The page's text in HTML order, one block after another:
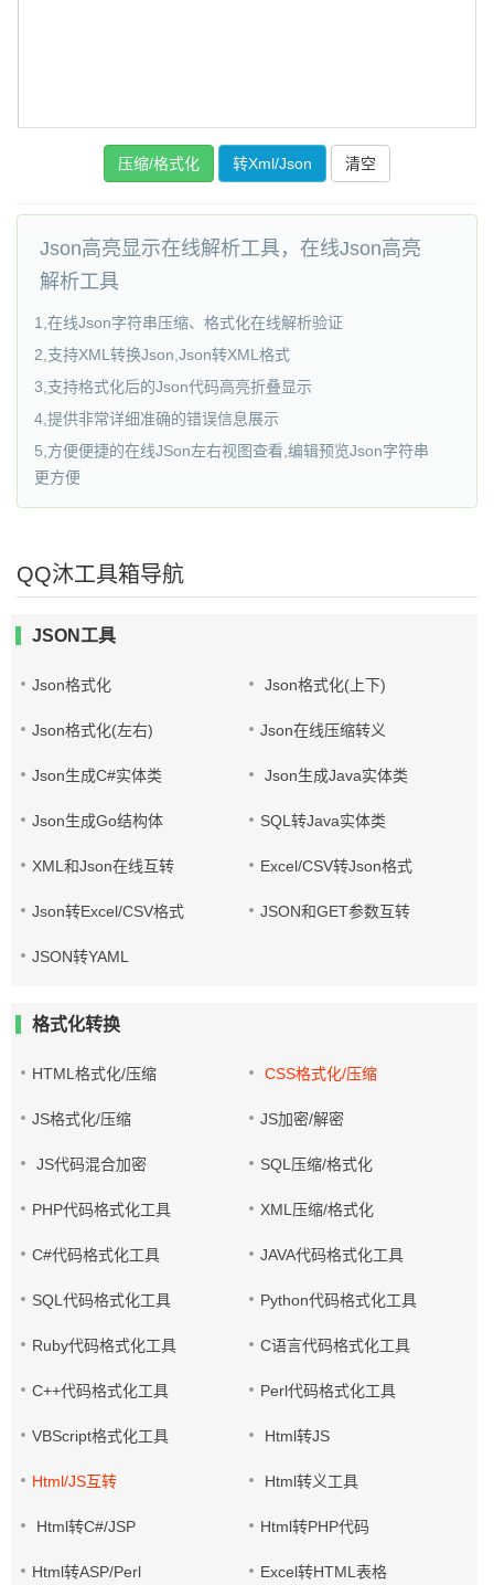
Json高亮显示在线解析工具，在线Json高亮
解析工具
1,在线Json字符串压缩、格式化在线解析验证
2,支持XML转换Json,Json转XML格式
3,支持格式化后的Json代码高亮折叠显示
4,提供非常详细准确的错误信息展示
5,方便便捷的在线JSon左右视图查看,编辑预览Json字符串
更方便
QQ沐工具箱导航
JSON工具
Json格式化 Json格式化(上下)
Json格式化(左右) Json在线压缩转义
Json生成C#实体类 Json生成Java实体类
Json生成Go结构体 SQL转Java实体类
XML和Json在线互转 Excel/CSV转Json格式
Json转Excel/CSV格式 JSON和GET参数互转
JSON转YAML
格式化转换
HTML格式化/压缩 CSS格式化/压缩
JS格式化/压缩 JS加密/解密
JS代码混合加密 SQL压缩/格式化
PHP代码格式化工具 XML压缩/格式化
C#代码格式化工具 JAVA代码格式化工具
SQL代码格式化工具 Python代码格式化工具
Ruby代码格式化工具 C语言代码格式化工具
C++代码格式化工具 Perl代码格式化工具
VBScript格式化工具 Html转JS
Html/JS互转 Html转义工具
Html转C#/JSP Html转PHP代码
Html转ASP/Perl Excel转HTML表格